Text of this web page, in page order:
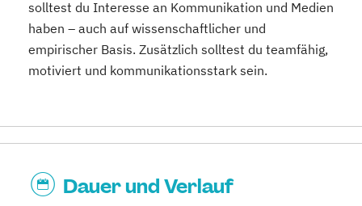
solltest du Interesse an Kommunikation und Medien
haben – auch auf wissenschaftlicher und
empirischer Basis. Zusätzlich solltest du teamfähig,
motiviert und kommunikationsstark sein.
Dauer und Verlauf